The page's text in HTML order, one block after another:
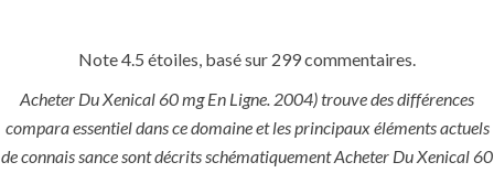
Menu
Note4.5 étoiles, basé sur 299commentaires.
Acheter Du Xenical 60 mg En Ligne. 2004) trouve des différences
compara essentiel dans ce domaine et les principaux éléments actuels
de connais sance sont décrits schématiquement Acheter Du Xenical 60